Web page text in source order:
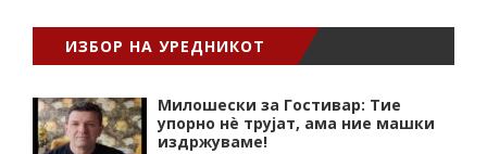
ИЗБОР НА УРЕДНИКОТ
Милошески за Гостивар: Тие
упорно нѐ трујат, ама ние машки
издржуваме!